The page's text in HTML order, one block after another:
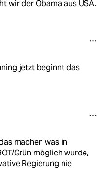
wir der Obama aus USA.
jetzt beginnt das
machen was in
Grün möglich wurde,
Regierung nie